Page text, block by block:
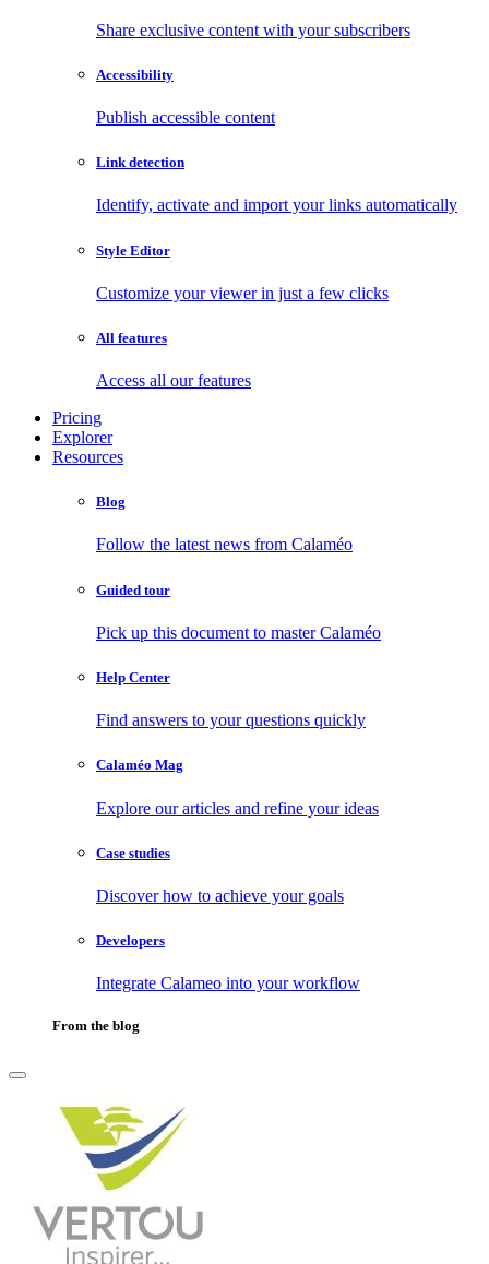
Share exclusive content with your subscribers
Accessibility
Publish accessible content
Link detection
Identify, activate and import your links automatically
Style Editor
Customize your viewer in just a few clicks
All features
Access all our features
Pricing
Explorer
Resources
Blog
Follow the latest news from Calaméo
Guided tour
Pick up this document to master Calaméo
Help Center
Find answers to your questions quickly
Calaméo Mag
Explore our articles and refine your ideas
Case studies
Discover how to achieve your goals
Developers
Integrate Calameo into your workflow
From the blog